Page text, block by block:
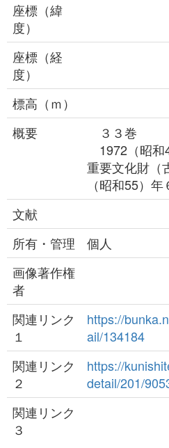
座標（緯
度）
座標（経
度）
標高（ｍ）
概要
３３巻
1972（昭和
重要文化財（
（昭和55）年
文献
所有・管理
個人
画像著作権
者
関連リンク
１
https://
ail/134184
関連リンク
２
https://
detail/201/
関連リンク
３